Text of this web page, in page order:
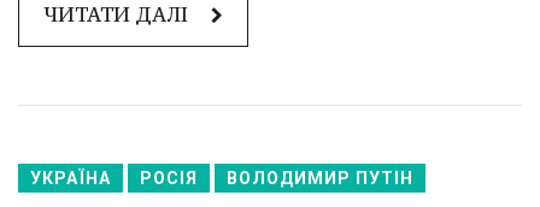
ЧИТАТИ ДАЛІ
УКРАЇНА РОСІЯ ВОЛОДИМИР ПУТІН